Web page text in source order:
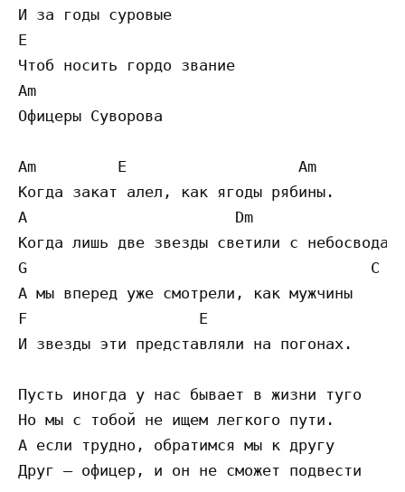
И за годы суровые
E
Чтоб носить гордо звание
Am
Офицеры Суворова
Am         E                   Am
Когда закат алел, как ягоды рябины.
A                       Dm
Когда лишь две звезды светили с небосвода
G                                      C
А мы вперед уже смотрели, как мужчины
F                   E
И звезды эти представляли на погонах.
Пусть иногда у нас бывает в жизни туго
Но мы с тобой не ищем легкого пути.
А если трудно, обратимся мы к другу